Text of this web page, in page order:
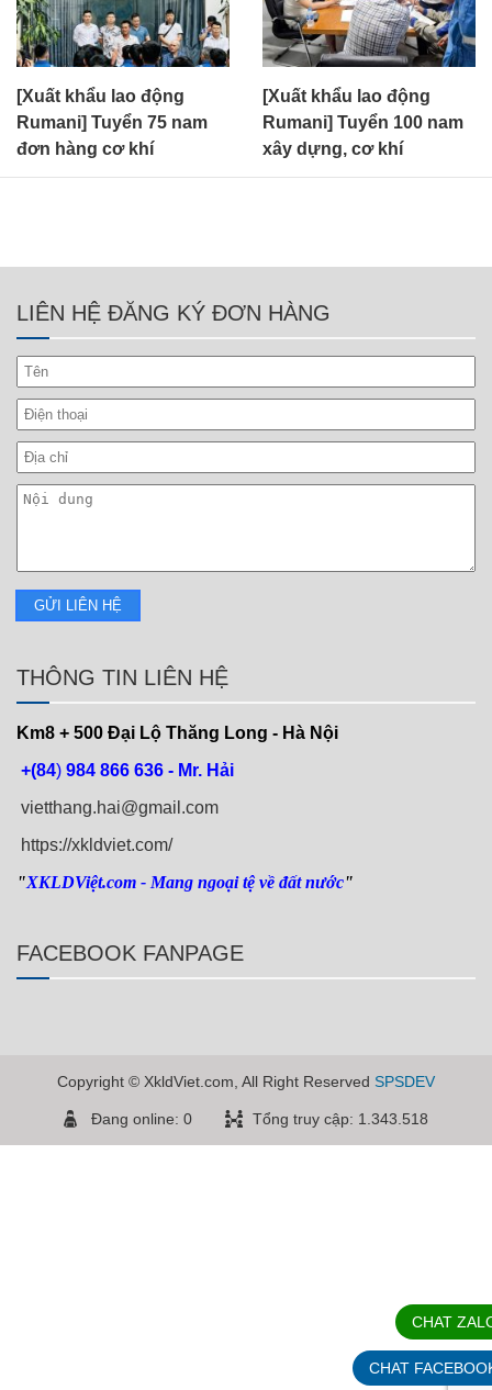
[Xuất khẩu lao động
Rumani] Tuyển 75 nam
đơn hàng cơ khí
[Xuất khẩu lao động
Rumani] Tuyển 100 nam
xây dựng, cơ khí
LIÊN HỆ ĐĂNG KÝ ĐƠN HÀNG
THÔNG TIN LIÊN HỆ
Km8 + 500 Đại Lộ Thăng Long - Hà Nội
+(84) 984 866 636 - Mr. Hải
vietthang.hai@gmail.com
https://xkldviet.com/
"XKLDViệt.com - Mang ngoại tệ về đất nước"
FACEBOOK FANPAGE
Copyright © XkldViet.com, All Right Reserved SPSDEV
Đang online: 0 Tổng truy cập: 1.343.518
CHAT
CHAT